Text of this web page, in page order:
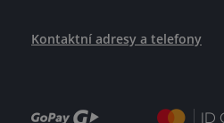
Kontaktní adresy a telefony